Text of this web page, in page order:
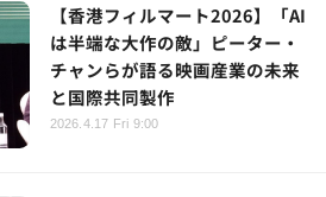
【香港フィルマート2026】「AI
は半端な大作の敵」ピーター・
チャンらが語る映画産業の未来
と国際共同製作
2026.4.17 Fri 9:00